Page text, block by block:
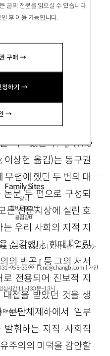
글의 전문을 읽으실 수 있습니다.
후 이용 가능합니다.
구매 →
청하기 →
→
기에서 무엇을 배울
의나무 2000
Popper)의 『우리는
수 있는가?』(The
, 이상헌 옮김)는 동구권
무렵에 했던 두 번의 대
문 두 편으로 구성되
든 신문지상에 실린 호
우리 사회의 지적 지
실감했다. 한때 『열린
의 빈곤』 등 그의 저서
전용되어 진보적 지
접을 받았던 것을 생
분단체제하에서 일부
휘하는 지적·사회적
주의의 미덕을 감안할
Family Sites
창비
창비문화재단
클럽창비
호 : 105-81-63672ㅣ통신판매업 : 제 2009-
031-955-3399 ㅣcnc@changbi.com ㅣ개인
심시간 11시 30분~13시